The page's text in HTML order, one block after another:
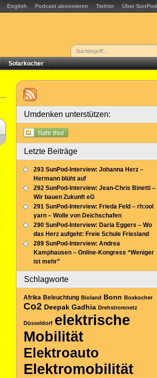
English Podcast abonnieren Twitter Über SunPod
Solarkocher
Umdenken unterstützen:
Letzte Beiträge
293 SunPod-Interview: Johanna Herz –
Hermann blüht auf
292 SunPod-Interview: Jean-Chris Binetti –
Wir bauen Zukunft eG
291 SunPod-Interview: Frieda Feld – rh:ool
yarn – Wolle von Deichschafen
290 SunPod-Interview: Daria Eggers – Wo
das Herz aufgeht: Freie Schule Friesland
289 SunPod-Interview: Andrea
Kamphausen – Online-Kongress “Weniger
ist mehr”
Schlagworte
Afrika Beleuchtung Bioland Bonn Boxkocher
Co2 Deepak Gadhia Drehstromnetz
Düsseldorf elektrische
Mobilität
Elektroauto
Elektromobilität